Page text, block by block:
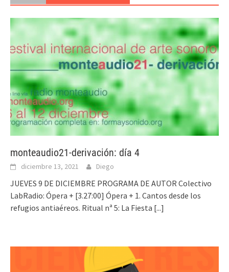
monteaudio21-derivación: día 4
diciembre 13, 2021 Diego
JUEVES 9 DE DICIEMBRE PROGRAMA DE AUTOR Colectivo
LabRadio: Ópera + [3.27:00] Ópera + 1. Cantos desde los
refugios antiaéreos. Ritual nª 5: La Fiesta [...]